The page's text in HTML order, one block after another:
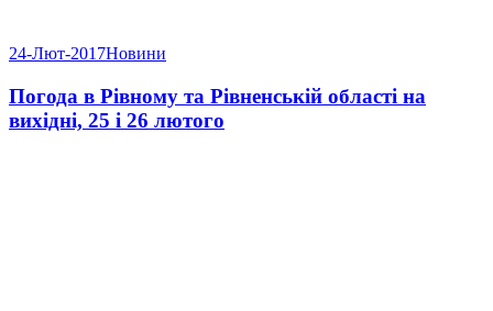
24-Лют-2017Новини
Погода в Рівному та Рівненській області на
вихідні, 25 і 26 лютого